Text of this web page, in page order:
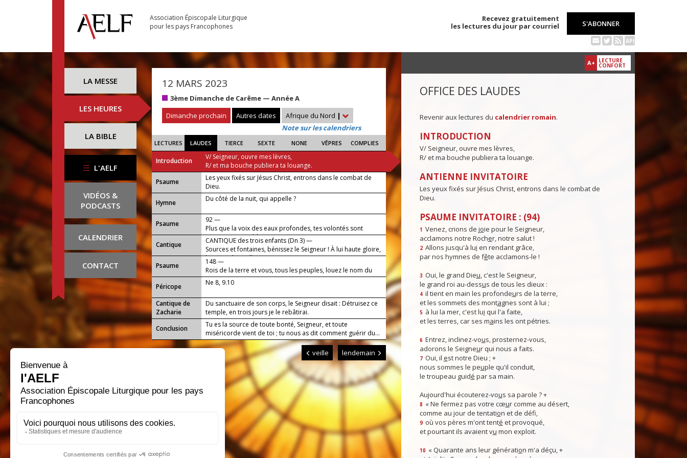
Association Épiscopale Liturgique
pour les pays Francophones
Recevez gratuitement
les lectures du jour par courriel
S'ABONNER
API
LA MESSE
LES HEURES
LA BIBLE
L'AELF
VIDÉOS &
PODCASTS
CALENDRIER
CONTACT
12 MARS 2023
3ème Dimanche de Carême — Année A
Dimanche prochain
Autres dates Afrique du Nord |
Note sur les calendriers
LECTURES LAUDES TIERCE SEXTE NONE VÊPRES COMPLIES
Introduction
V/ Seigneur, ouvre mes lèvres,
R/ et ma bouche publiera ta louange.
Psaume
Les yeux fixés sur Jésus Christ, entrons dans le combat de
Dieu.
Hymne
Du côté de la nuit, qui appelle ?
Psaume
92 —
Plus que la voix des eaux profondes, tes volontés sont
vraiment immuables.
Cantique
CANTIQUE des trois enfants (Dn 3) —
Sources et fontaines, bénissez le Seigneur ! À lui haute gloire,
louange éternelle !
Psaume
148 —
Rois de la terre et vous, tous les peuples, louez le nom du
Seigneur.
Péricope
Ne 8, 9.10
Cantique de
Zacharie
Du sanctuaire de son corps, le Seigneur disait : Détruisez ce
temple, en trois jours je le rebâtirai.
Conclusion
Tu es la source de toute bonté, Seigneur, et toute
miséricorde vient de toi ; tu nous as dit comment guérir du...
veille lendemain
A+ LECTURE
CONFORT
OFFICE DES LAUDES
Revenir aux lectures du calendrier romain.
INTRODUCTION
V/ Seigneur, ouvre mes lèvres,
R/ et ma bouche publiera ta louange.
ANTIENNE INVITATOIRE
Les yeux fixés sur Jésus Christ, entrons dans le combat de
Dieu.
PSAUME INVITATOIRE : (94)
1 Venez, crions de joie pour le Seigneur,
acclamons notre Rocher, notre salut !
2 Allons jusqu'à lui en rendant grâce,
par nos hymnes de fête acclamons-le !
3 Oui, le grand Dieu, c'est le Seigneur,
le grand roi au-dessus de tous les dieux :
4 il tient en main les profondeurs de la terre,
et les sommets des montagnes sont à lui ;
5 à lui la mer, c'est lui qui l'a faite,
et les terres, car ses mains les ont pétries.
6 Entrez, inclinez-vous, prosternez-vous,
adorons le Seigneur qui nous a faits.
7 Oui, il est notre Dieu ; +
nous sommes le peuple qu'il conduit,
le troupeau guidé par sa main.
Aujourd'hui écouterez-vous sa parole ? +
8 « Ne fermez pas votre cœur comme au désert,
comme au jour de tentation et de défi,
9 où vos pères m'ont tenté et provoqué,
et pourtant ils avaient vu mon exploit.
10 « Quarante ans leur génération m'a déçu, +